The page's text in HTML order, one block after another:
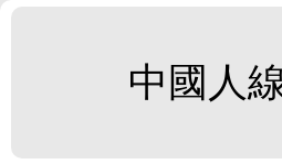
中國人